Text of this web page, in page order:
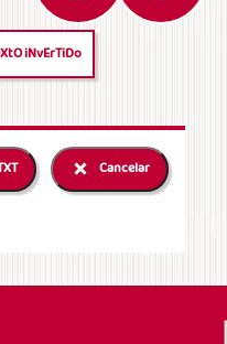
iNvErTiDo
Cancelar